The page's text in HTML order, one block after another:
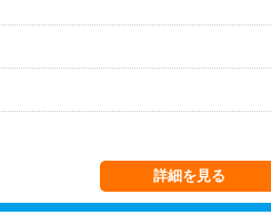
詳細を見る